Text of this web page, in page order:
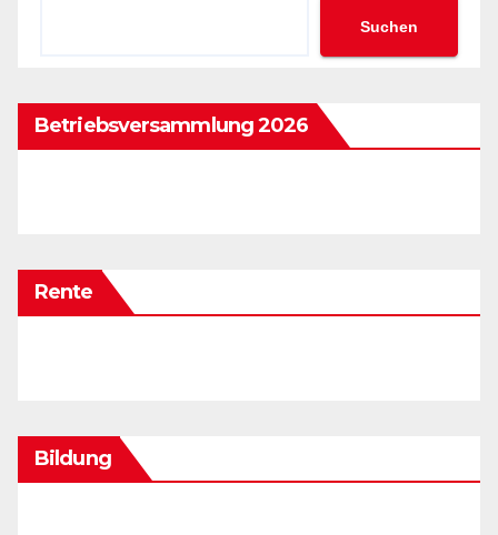
Suchen
Betriebsversammlung 2026
Rente
Bildung